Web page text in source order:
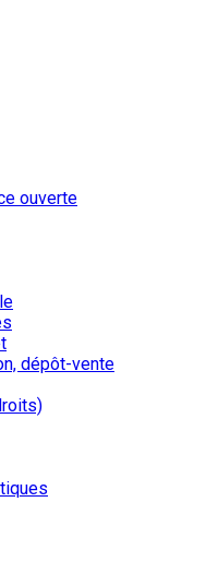
ouverte
dépôt-vente